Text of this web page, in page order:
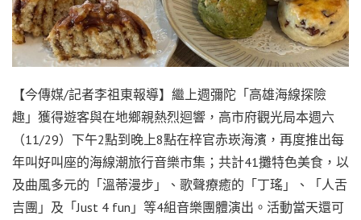
【今傳媒/記者李祖東報導】繼上週彌陀「高雄海線探險
趣」獲得遊客與在地鄉親熱烈迴響，高市府觀光局本週六
（11/29）下午2點到晚上8點在梓官赤崁海濱，再度推出每
年叫好叫座的海線潮旅行音樂市集；共計41攤特色美食，以
及曲風多元的「溫蒂漫步」、歌聲療癒的「丁瑤」、「人舌
吉團」及「Just 4 fun」等4組音樂團體演出。活動當天還可